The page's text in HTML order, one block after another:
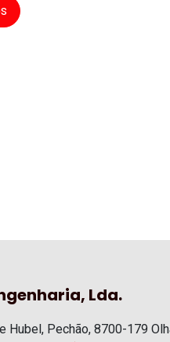
Lda.
Hubel, Pechão, 8700-179